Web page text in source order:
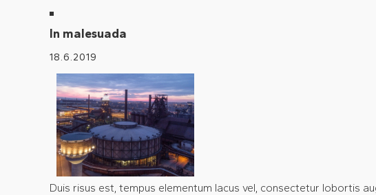
In malesuada
18.6.2019
Duis risus est, tempus elementum lacus vel, consectetur lobortis